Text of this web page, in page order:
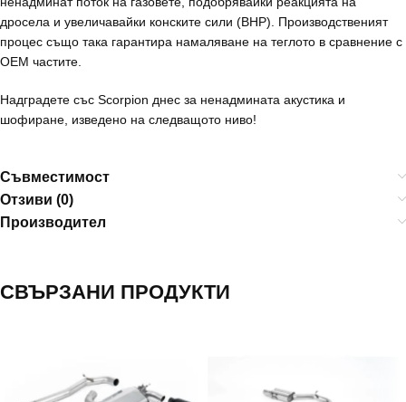
дросела и увеличавайки конските сили (BHP). Производственият
процес също така гарантира намаляване на теглото в сравнение с
OEM частите.
Надградете със Scorpion днес за ненадмината акустика и
шофиране, изведено на следващото ниво!
Съвместимост
Отзиви (0)
Производител
СВЪРЗАНИ ПРОДУКТИ